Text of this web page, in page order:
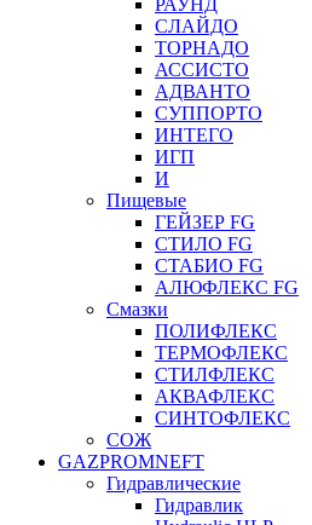
РАУНД
СЛАЙДО
ТОРНАДО
АССИСТО
АДВАНТО
СУППОРТО
ИНТЕГО
ИГП
И
Пищевые
ГЕЙЗЕР FG
СТИЛО FG
СТАБИО FG
АЛЮФЛЕКС FG
Смазки
ПОЛИФЛЕКС
ТЕРМОФЛЕКС
СТИЛФЛЕКС
АКВАФЛЕКС
СИНТОФЛЕКС
СОЖ
GAZPROMNEFT
Гидравлические
Гидравлик